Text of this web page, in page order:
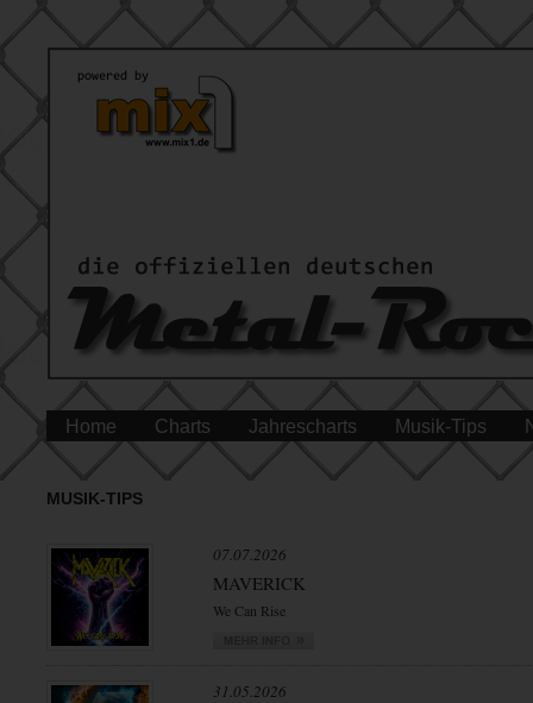
Home Charts Jahrescharts Musik-Tips
MUSIK-TIPS
07.07.2026
MAVERICK
We Can Rise
31.05.2026